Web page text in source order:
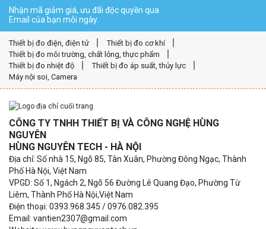
Nhận mã giảm giá, ưu đãi độc quyền qua
Email của bạn mỗi ngày.
Thiết bị đo điện, điện tử
Thiết bị đo cơ khí
Thiết bị đo môi trường, chất lỏng, thực phẩm
Thiết bị đo nhiệt độ
Thiết bị đo áp suất, thủy lực
Máy nội soi, Camera
CÔNG TY TNHH THIẾT BỊ VÀ CÔNG NGHỆ HÙNG
NGUYÊN
HÙNG NGUYÊN TECH - HÀ NỘI
Địa chỉ: Số nhà 15, Ngõ 85, Tân Xuân, Phường Đông Ngạc, Thành
Phố Hà Nội, Việt Nam
VPGD: Số 1, Ngách 2, Ngõ 56 Đường Lê Quang Đạo, Phường Từ
Liêm, Thành Phố Hà Nội,Việt Nam
Điện thoại: 0393.968.345 / 0976.082.395
Email: vantien2307@gmail.com